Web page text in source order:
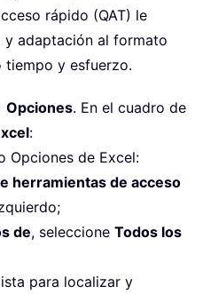
rápido (QAT) le
adaptación al formato
tiempo y esfuerzo.
Opciones. En el cuadro de
:
Opciones de Excel:
herramientas de acceso
de, seleccione Todos los
para localizar y